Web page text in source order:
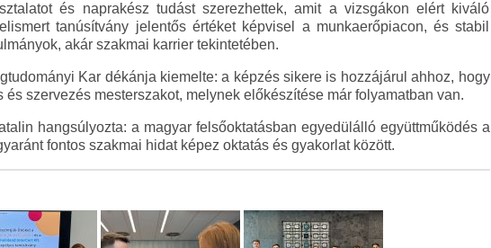
és naprakész tudást szerezhettek, amit a vizsgákon elért kiváló
tanúsítvány jelentős értéket képvisel a munkaerőpiacon, és stabil
akár szakmai karrier tekintetében.
Kar dékánja kiemelte: a képzés sikere is hozzájárul ahhoz, hogy
szervezés mesterszakot, melynek előkészítése már folyamatban van.
hangsúlyozta: a magyar felsőoktatásban egyedülálló együttműködés a
fontos szakmai hidat képez oktatás és gyakorlat között.